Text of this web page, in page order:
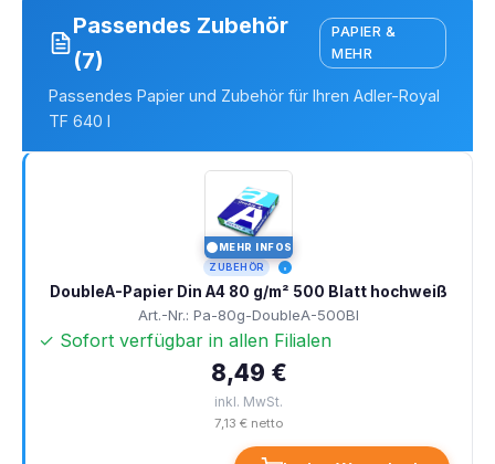
Passendes Zubehör
(7)
PAPIER &
MEHR
Passendes Papier und Zubehör für Ihren Adler-Royal
TF 640 I
MEHR INFOS
ZUBEHÖR
DoubleA-Papier Din A4 80 g/m² 500 Blatt hochweiß
Art.-Nr.: Pa-80g-DoubleA-500Bl
✓ Sofort verfügbar in allen Filialen
8,49 €
inkl. MwSt.
7,13 € netto